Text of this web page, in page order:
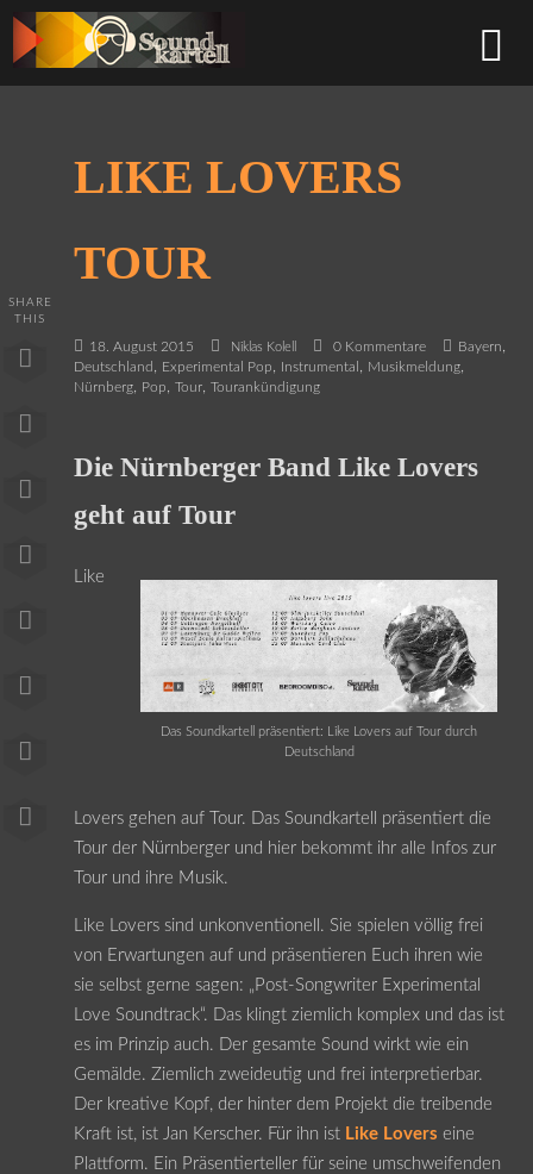
LIKE LOVERS
TOUR
18. August 2015 Niklas Kolell 0 Kommentare Bayern,
Deutschland , Experimental Pop, Instrumental , Musikmeldung,
Nürnberg, Pop, Tour, Tourankündigung
SHARE
THIS
Die Nürnberger Band Like Lovers
geht auf Tour
Das Soundkartell präsentiert: Like Lovers auf Tour durch
Deutschland
Like
Lovers gehen auf Tour. Das Soundkartell präsentiert die
Tour der Nürnberger und hier bekommt ihr alle Infos zur
Tour und ihre Musik.
Like Lovers sind unkonventionell. Sie spielen völlig frei
von Erwartungen auf und präsentieren Euch ihren wie
sie selbst gerne sagen: „Post-Songwriter Experimental
Love Soundtrack“. Das klingt ziemlich komplex und das ist
es im Prinzip auch. Der gesamte Sound wirkt wie ein
Gemälde. Ziemlich zweideutig und frei interpretierbar.
Der kreative Kopf, der hinter dem Projekt die treibende
Kraft ist, ist Jan Kerscher. Für ihn ist Like Lovers eine
Plattform. Ein Präsentierteller für seine umschweifenden